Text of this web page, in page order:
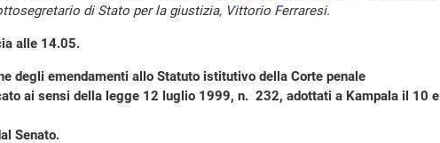
di Stato per la giustizia, Vittorio Ferraresi.
alle 14.05.
degli emendamenti allo Statuto istitutivo della Corte penale
ai sensi della legge 12 luglio 1999, n. 232, adottati a Kampala il 10 e
Senato.